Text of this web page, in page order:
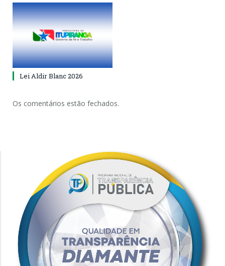
Lei Aldir Blanc 2026
Os comentários estão fechados.